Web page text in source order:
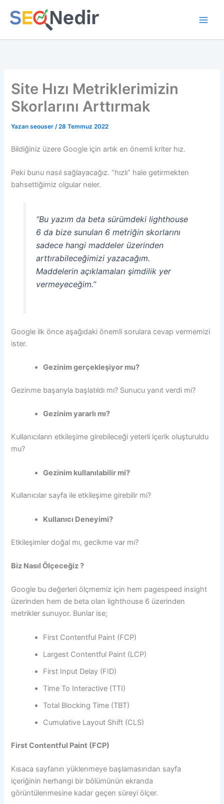
atla
Site Hızı Metriklerimizin
Skorlarını Arttırmak
Yazan seouser/28 Temmuz 2022
Bildiğiniz üzere Google için artık en önemli kriter hız.
Peki bunu nasıl sağlayacağız. “hızlı” hale getirmekten
bahsettiğimiz olgular neler.
“Bu yazım da beta sürümdeki lighthouse
6 da bize sunulan 6 metriğin skorlarını
sadece hangi maddeler üzerinden
arttırabileceğimizi yazacağım.
Maddelerin açıklamaları şimdilik yer
vermeyeceğim.”
Google ilk önce aşağıdaki önemli sorulara cevap vermemizi
ister.
Gezinim gerçekleşiyor mu?
Gezinme başarıyla başlatıldı mı? Sunucu yanıt verdi mi?
Gezinim yararlı mı?
Kullanıcıların etkileşime girebileceği yeterli içerik oluşturuldu
mu?
Gezinim kullanılabilir mi?
Kullanıcılar sayfa ile etkileşime girebilir mi?
Kullanıcı Deneyimi?
Etkileşimler doğal mı, gecikme var mı?
Biz Nasıl Ölçeceğiz ?
Google bu değerleri ölçmemiz için hem pagespeed insight
üzerinden hem de beta olan lighthouse 6 üzerinden
metrikler sunuyor. Bunlar ise;
First Contentful Paint (FCP)
Largest Contentful Paint (LCP)
First Input Delay (FID)
Time To Interactive (TTI)
Total Blocking Time (TBT)
Cumulative Layout Shift (CLS)
First Contentful Paint (FCP)
Kısaca sayfanın yüklenmeye başlamasından sayfa
içeriğinin herhangi bir bölümünün ekranda
görüntülenmesine kadar geçen süreyi ölçer.